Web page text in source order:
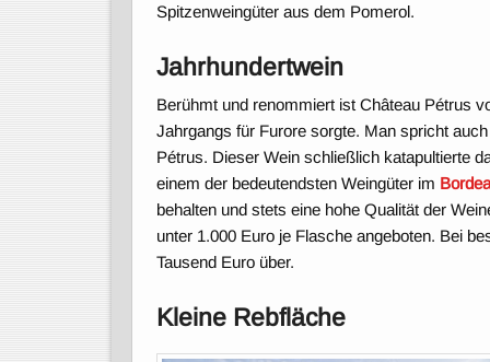
Spitzenweingüter aus dem Pomerol.
Jahrhundertwein
Berühmt und renommiert ist Château Pétrus
Jahrgangs für Furore sorgte. Man spricht
Pétrus. Dieser Wein schließlich katapultierte
einem der bedeutendsten Weingüter im
behalten und stets eine hohe Qualität der
unter 1.000 Euro je Flasche angeboten. Bei
Tausend Euro über.
Kleine Rebfläche